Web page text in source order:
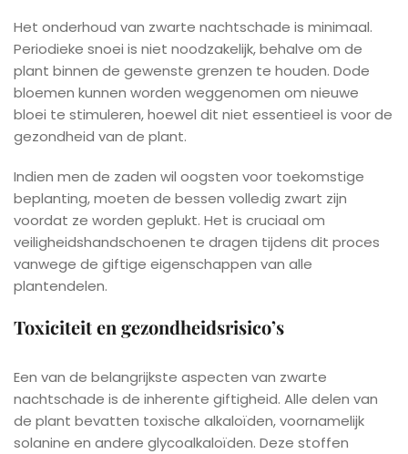
Het onderhoud van zwarte nachtschade is minimaal.
Periodieke snoei is niet noodzakelijk, behalve om de
plant binnen de gewenste grenzen te houden. Dode
bloemen kunnen worden weggenomen om nieuwe
bloei te stimuleren, hoewel dit niet essentieel is voor de
gezondheid van de plant.
Indien men de zaden wil oogsten voor toekomstige
beplanting, moeten de bessen volledig zwart zijn
voordat ze worden geplukt. Het is cruciaal om
veiligheidshandschoenen te dragen tijdens dit proces
vanwege de giftige eigenschappen van alle
plantendelen.
Toxiciteit en gezondheidsrisico’s
Een van de belangrijkste aspecten van zwarte
nachtschade is de inherente giftigheid. Alle delen van
de plant bevatten toxische alkaloïden, voornamelijk
solanine en andere glycoalkaloïden. Deze stoffen